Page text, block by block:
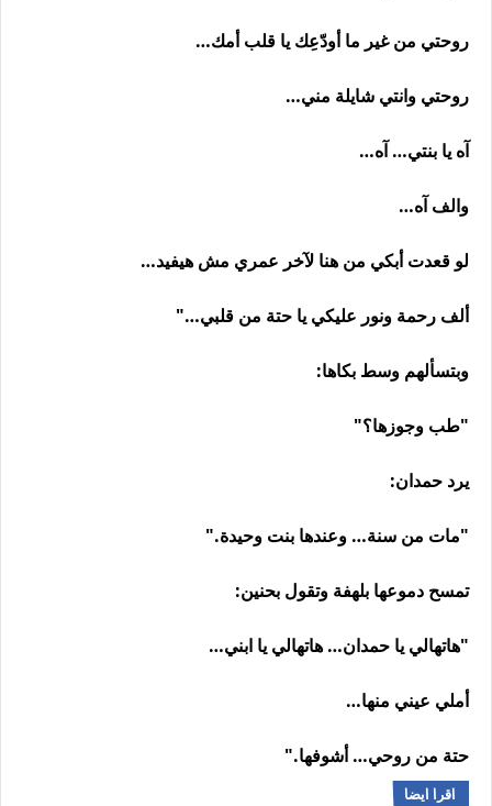
روحتي من غير ما أودّعِك يا قلب أمك…
روحتي وانتي شايلة مني…
آه يا بنتي… آه…
والف آه…
لو قعدت أبكي من هنا لآخر عمري مش هيفيد…
ألف رحمة ونور عليكي يا حتة من قلبي…"
وبتسألهم وسط بكاها:
"طب وجوزها؟"
يرد حمدان:
"مات من سنة… وعندها بنت وحيدة."
تمسح دموعها بلهفة وتقول بحنين:
"هاتهالي يا حمدان… هاتهالي يا ابني…
أملي عيني منها…
حتة من روحي… أشوفها."
اقرا ايضا